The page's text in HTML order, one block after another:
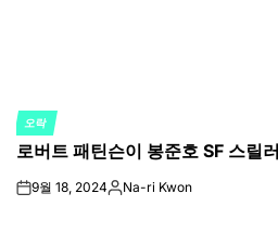
POSTED
IN
오락
로버트 패틴슨이 봉준호 SF 스릴
on9월 18, 2024Posted
Na-ri Kwon